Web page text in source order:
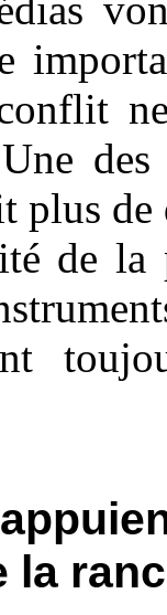
plus
de
la